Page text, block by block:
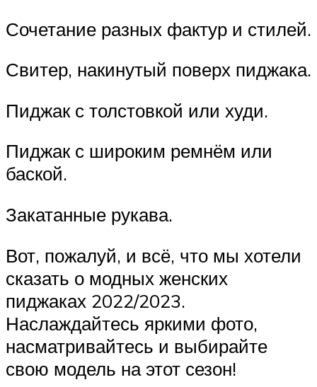
Сочетание разных фактур и стилей.
Свитер, накинутый поверх пиджака.
Пиджак с толстовкой или худи.
Пиджак с широким ремнём или
баской.
Закатанные рукава.
Вот, пожалуй, и всё, что мы хотели
сказать о модных женских
пиджаках 2022/2023.
Наслаждайтесь яркими фото,
насматривайтесь и выбирайте
свою модель на этот сезон!